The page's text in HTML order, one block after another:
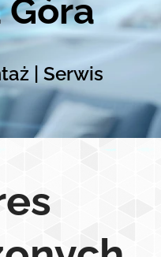
| Serwis